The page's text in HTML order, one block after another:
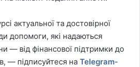
актуальної та достовірної
допомоги, які надаються
— від фінансової підтримки до
— підписуйтеся на Telegram-